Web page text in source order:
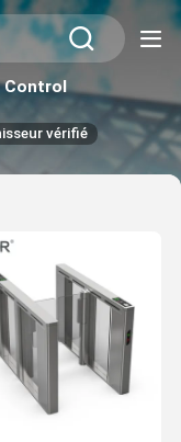
Control
vérifié